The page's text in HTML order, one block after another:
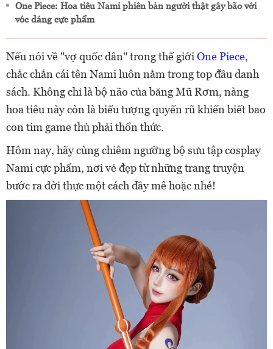
One Piece: Hoa tiêu Nami phiên bản người thật gây bão với
vóc dáng cực phẩm
Nếu nói về "vợ quốc dân" trong thế giới One Piece,
chắc chắn cái tên Nami luôn nằm trong top đầu danh
sách. Không chỉ là bộ não của băng Mũ Rơm, nàng
hoa tiêu này còn là biểu tượng quyến rũ khiến biết bao
con tim game thủ phải thổn thức.
Hôm nay, hãy cùng chiêm ngưỡng bộ sưu tập cosplay
Nami cực phẩm, nơi vẻ đẹp từ những trang truyện
bước ra đời thực một cách đầy mê hoặc nhé!